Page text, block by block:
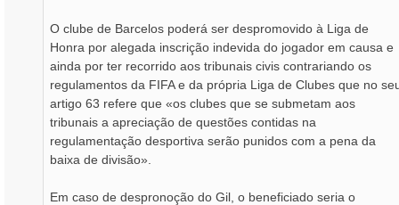
O clube de Barcelos poderá ser despromovido à Liga de
Honra por alegada inscrição indevida do jogador em causa e
ainda por ter recorrido aos tribunais civis contrariando os
regulamentos da FIFA e da própria Liga de Clubes que no
artigo 63 refere que «os clubes que se submetam aos
tribunais a apreciação de questões contidas na
regulamentação desportiva serão punidos com a pena da
baixa de divisão».
Em caso de despronoção do Gil, o beneficiado seria o